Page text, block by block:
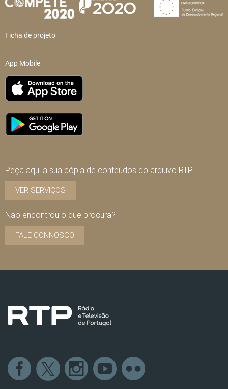
Ficha de projeto
App Mobile
Peça aqui a sua cópia de conteúdos do arquivo RTP
VER SERVIÇOS
Não encontrou o que procura?
FALE CONNOSCO